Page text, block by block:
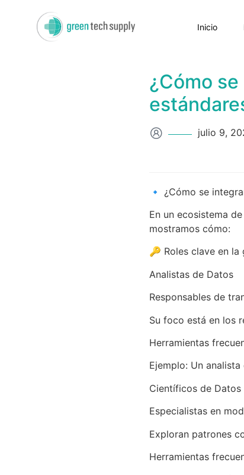
Inicio
¿Cómo
julio 9,
🔹 ¿Cómo se
En un ecosistema
mostramos cómo:
🔑 Roles clave en
Analistas de Datos
Responsables de
Su foco está en los
Herramientas
Ejemplo: Un
Científicos de Datos
Especialistas en
Exploran patrones
Herramientas